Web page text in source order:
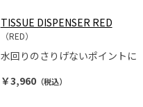
TISSUE DISPENSER RED
（RED）
水回りのさりげないポイントに
￥3,960（税込）